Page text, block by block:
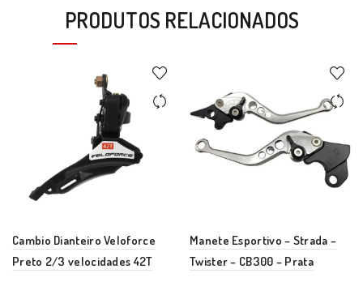
PRODUTOS RELACIONADOS
Cambio Dianteiro Veloforce
Preto 2/3 velocidades 42T
Manete Esportivo – Strada –
Twister – CB300 – Prata